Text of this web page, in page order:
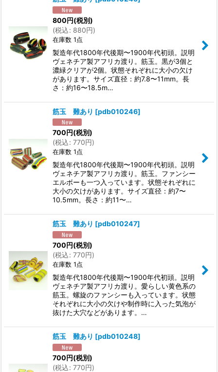
800円(税別)
(税込: 880円)
在庫数 1点
製造年代1800年代後期〜1900年代初頭。説明
ヴェネチア製アフリカ渡り。筋玉。黒が3個と
濃緑クリアが2個。状態それぞれに大小の欠け
があります。サイズ直径：約7.8〜11mm。長
さ：約16〜18.5m…
筋玉 難あり [pdb010246]
700 円(税別)
(税込: 770円)
在庫数 1点
製造年代1800年代後期〜1900年代初頭。説明
ヴェネチア製アフリカ渡り。筋玉。ファンシー
エルボーも一つ入っています。状態それぞれに
大小の欠けがあります。サイズ直径：約7〜
10.5mm。長さ：約11〜…
筋玉 難あり [pdb010247]
700円(税別)
(税込: 770円)
在庫数 1点
製造年代1800年代後期〜1900年代初頭。説明
ヴェネチア製アフリカ渡り。愛らしい黄色系の
筋玉。螺旋のファンシーも入っています。状態
それぞれに大小の欠けや制作時に入った気泡が
抜けた大穴などがあります。…
筋玉 難あり [pdb010248]
700円(税別)
(税込: 770円)